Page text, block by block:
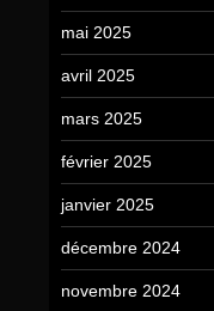
mai 2025
avril 2025
mars 2025
février 2025
janvier 2025
décembre 2024
novembre 2024